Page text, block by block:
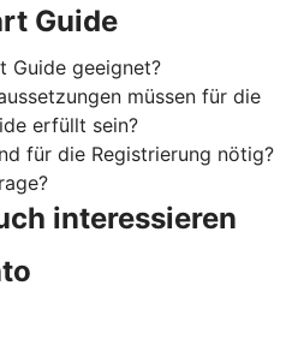
Guide
Guide geeignet?
müssen für die
erfüllt sein?
für die Registrierung nötig?
interessieren